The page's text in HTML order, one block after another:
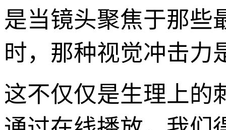
是当镜头聚焦于那些
时，那种视觉冲击力
这不仅仅是生理上的